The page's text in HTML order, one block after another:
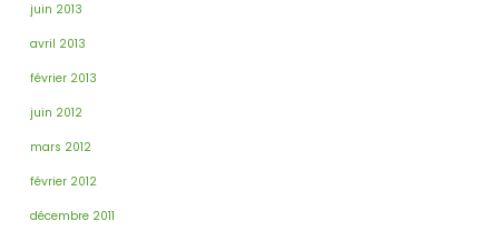
juin 2013
avril 2013
février 2013
juin 2012
mars 2012
février 2012
décembre 2011